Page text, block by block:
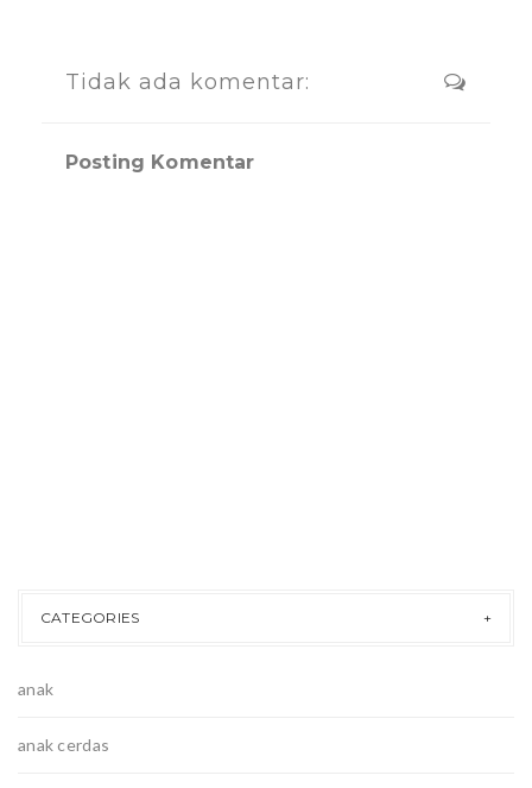
Tidak ada komentar:
Posting Komentar
CATEGORIES
anak
anak cerdas